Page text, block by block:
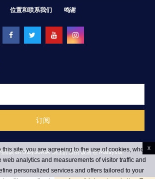
位置和联系我们 鸣谢
队 ēRYAbySURIA 網上訂票的 饭店 在 Malaysia
this site, you are agreeing to the use of cookies, whose
web analytics and measurements of visitor traffic and
personalized services and offers tailored to your
x